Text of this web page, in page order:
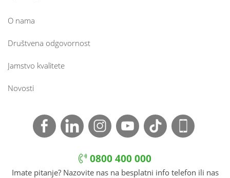
O nama
Društvena odgovornost
Jamstvo kvalitete
Novosti
0800 400 000
Imate pitanje? Nazovite nas na besplatni info telefon ili nas